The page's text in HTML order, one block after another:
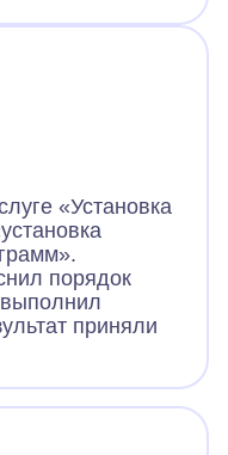
«Установка
порядок
приняли